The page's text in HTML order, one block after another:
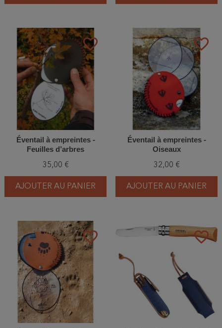
favorite_border
Éventail à empreintes -
Feuilles d’arbres
35,00 €
AJOUTER AU PANIER
favorite_border
Éventail à empreintes -
Oiseaux
32,00 €
AJOUTER AU PANIER
favorite_border favorite_border